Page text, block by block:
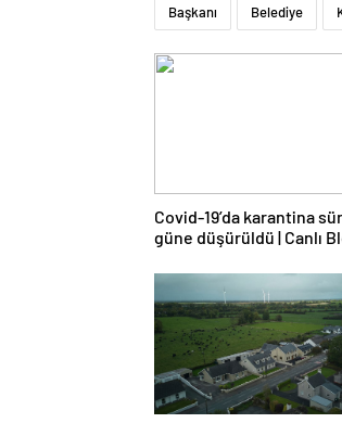
Başkanı Belediye
Covid-19’da karantina
güne düşürüldü | Canlı